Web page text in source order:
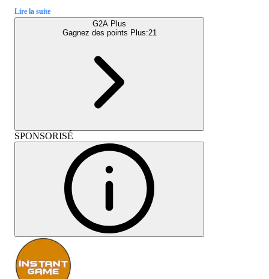
Lire la suite
G2A Plus
Gagnez des points Plus:21
SPONSORISÉ